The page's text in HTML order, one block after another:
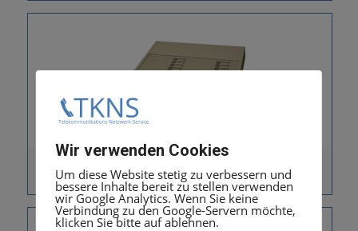
Siemens set T 29
Wir verwenden Cookies
Um diese Website stetig zu verbessern und
bessere Inhalte bereit zu stellen verwenden
wir Google Analytics. Wenn Sie keine
Verbindung zu den Google-Servern möchte,
klicken Sie bitte auf ablehnen.